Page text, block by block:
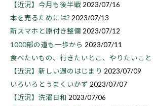
【近況】今月も後半戦 2023/07/16
本を売るためには? 2023/07/13
新スマホと原付き整備2023/07/12
1000部の道も一歩から 2023/07/11
食べたいもの、行きたいとこ、やりたいこと
【近況】新しい週のはじまり 2023/07/09
いろいろとうまくいかず 2023/07/07
【近況】洗濯日和 2023/07/06